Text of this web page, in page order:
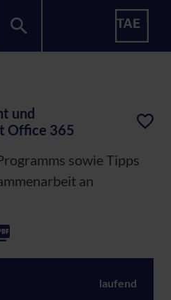
und
Office 365
sowie Tipps
an
laufend